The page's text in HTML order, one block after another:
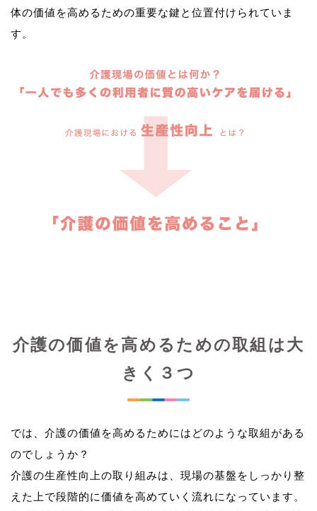
体の価値を高めるための重要な鍵と位置付けられていま
介護の価値を高めるための取組は大
きく３つ
では、介護の価値を高めるためにはどのような取組がある
のでしょうか？
介護の生産性向上の取り組みは、現場の基盤をしっかり整
えた上で段階的に価値を高めていく流れになっています。